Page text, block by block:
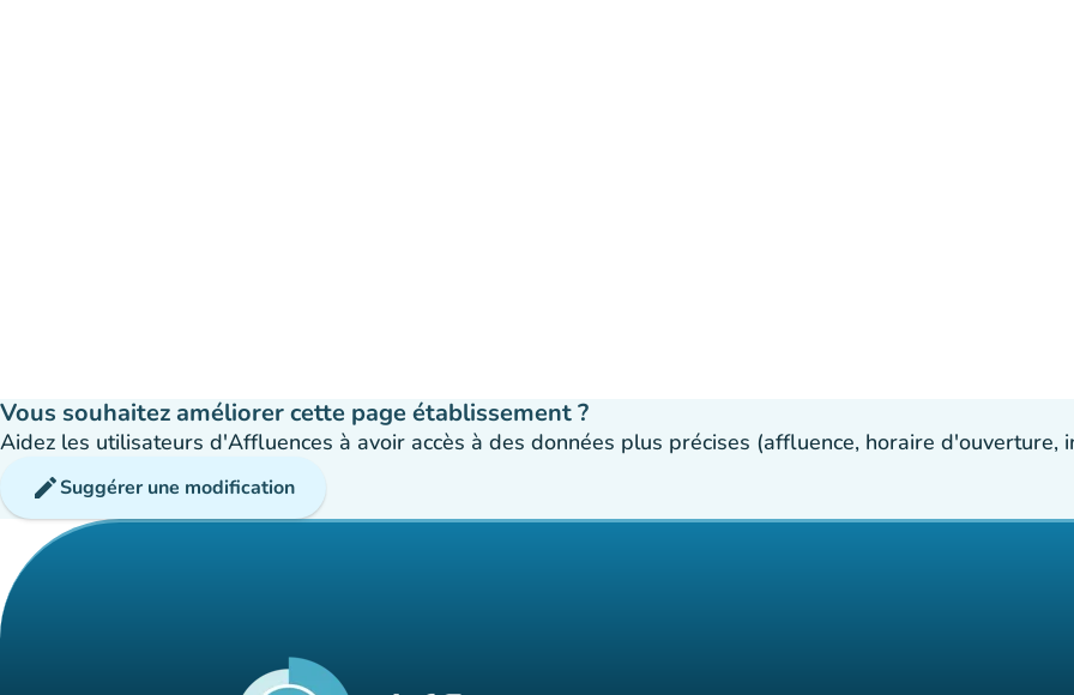
Vous souhaitez améliorer cette page établissement ?
Aidez les utilisateurs d'Affluences à avoir accès à des données plus précises (affluence, horaire d'ouverture,
editSuggérer une modification